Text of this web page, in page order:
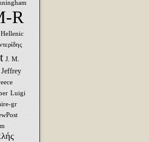
R
Hellenic
J. M.
Jeffrey
Luigi
gr